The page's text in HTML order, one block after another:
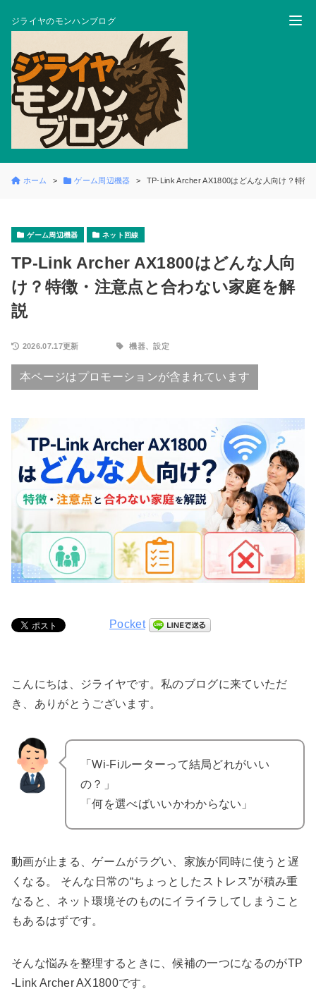
ジライヤのモンハンブログ
ホーム ゲーム周辺機器 TP-Link Archer AX1800はどんな人向け？特徴
ゲーム周辺機器 ネット回線
TP-Link Archer AX1800はどんな人向
け？特徴・注意点と合わない家庭を解
説
2026.07.17更新 機器、設定
本ページはプロモーションが含まれています
Pocket
こんにちは、ジライヤです。私のブログに来ていただ
き、ありがとうございます。
「Wi-Fiルーターって結局どれがいい
の？」
「何を選べばいいかわからない」
動画が止まる、ゲームがラグい、家族が同時に使うと遅
くなる。 そんな日常の“ちょっとしたストレス”が積み重
なると、ネット環境そのものにイライラしてしまうこと
もあるはずです。
そんな悩みを整理するときに、候補の一つになるのがTP
-Link Archer AX1800です。